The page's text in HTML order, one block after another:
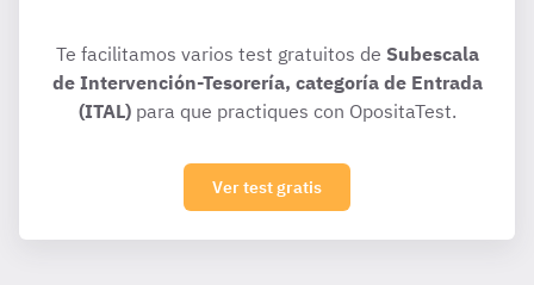
Te facilitamos varios test gratuitos de Subescala
de Intervención-Tesorería, categoría de Entrada
(ITAL)para que practiques con OpositaTest.
Ver test gratis